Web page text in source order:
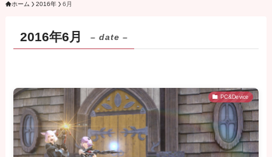
ホーム 2016年 6月
2016年6月 – date –
PC&Device